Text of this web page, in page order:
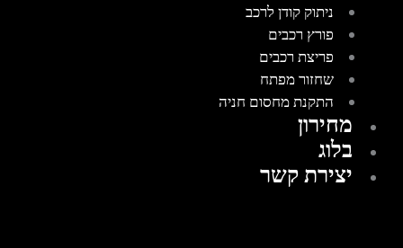
ניתוק קודן לרכב
פורץ רכבים
פריצת רכבים
שחזור מפתח
התקנת מחסום חניה
מחירון
בלוג
יצירת קשר